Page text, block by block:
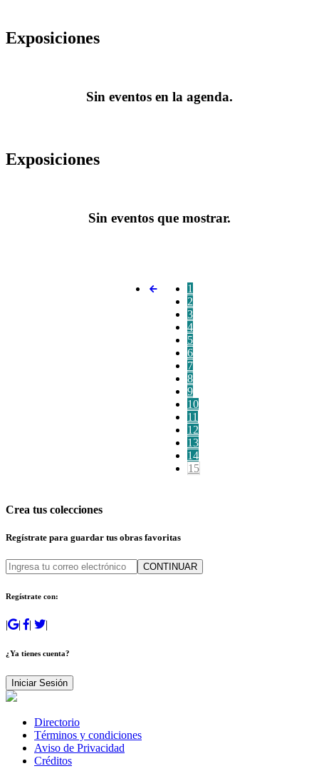
Exposiciones
Sin eventos en la agenda.
Exposiciones
Sin eventos que mostrar.
1
2
3
4
5
6
7
8
9
10
11
12
13
14
15
Crea tus colecciones
Regístrate para guardar tus obras favoritas
CONTINUAR
Regístrate con:
| | | |
¿Ya tienes cuenta?
Iniciar Sesión
Directorio
Términos y condiciones
Aviso de Privacidad
Créditos